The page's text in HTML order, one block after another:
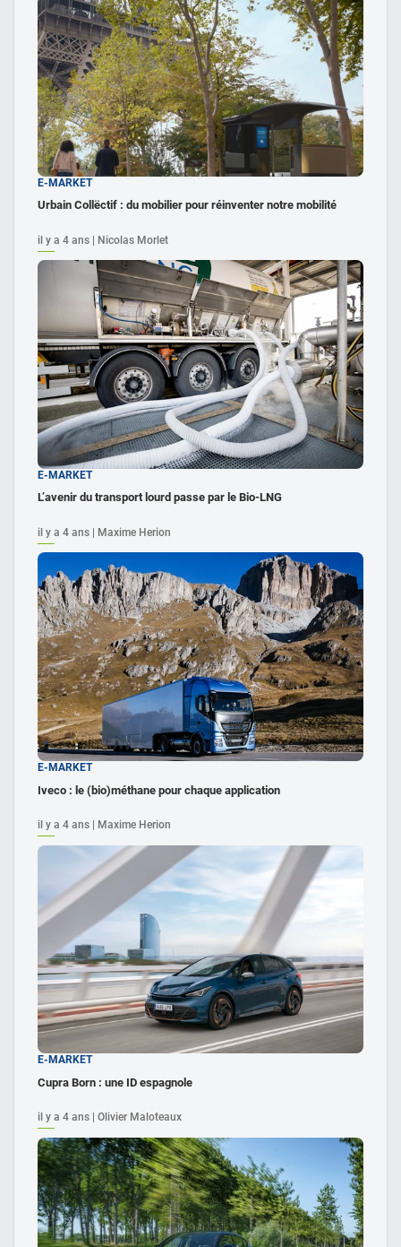
E-MARKET
Urbain Collëctif : du mobilier pour réinventer notre mobilité
il y a 4 ans | Nicolas Morlet
E-MARKET
L’avenir du transport lourd passe par le Bio-LNG
il y a 4 ans | Maxime Herion
E-MARKET
Iveco : le (bio)méthane pour chaque application
il y a 4 ans | Maxime Herion
E-MARKET
Cupra Born : une ID espagnole
il y a 4 ans | Olivier Maloteaux